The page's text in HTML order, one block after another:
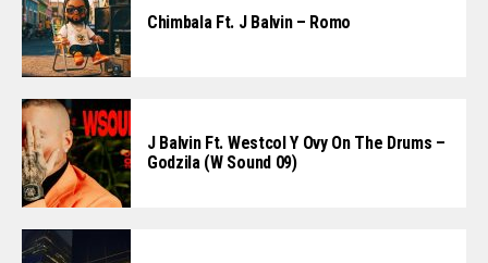
Chimbala Ft. J Balvin – Romo
J Balvin Ft. Westcol Y Ovy On The Drums –
Godzila (W Sound 09)